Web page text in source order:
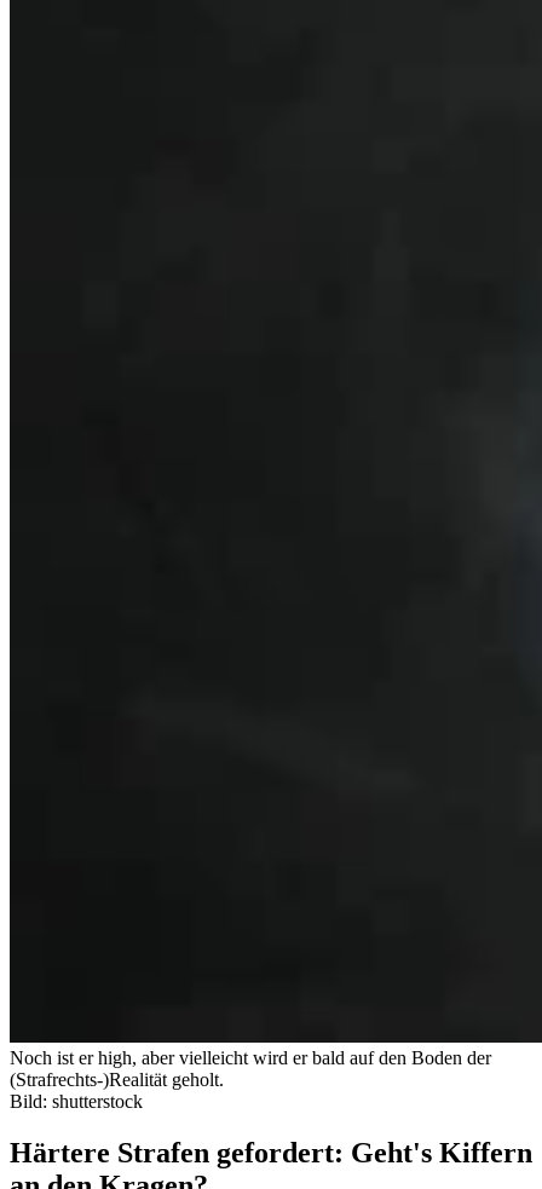
Noch ist er high, aber vielleicht wird er bald auf den Boden der
(Strafrechts-)Realität geholt.
Bild: shutterstock
Härtere Strafen gefordert: Geht's Kiffern